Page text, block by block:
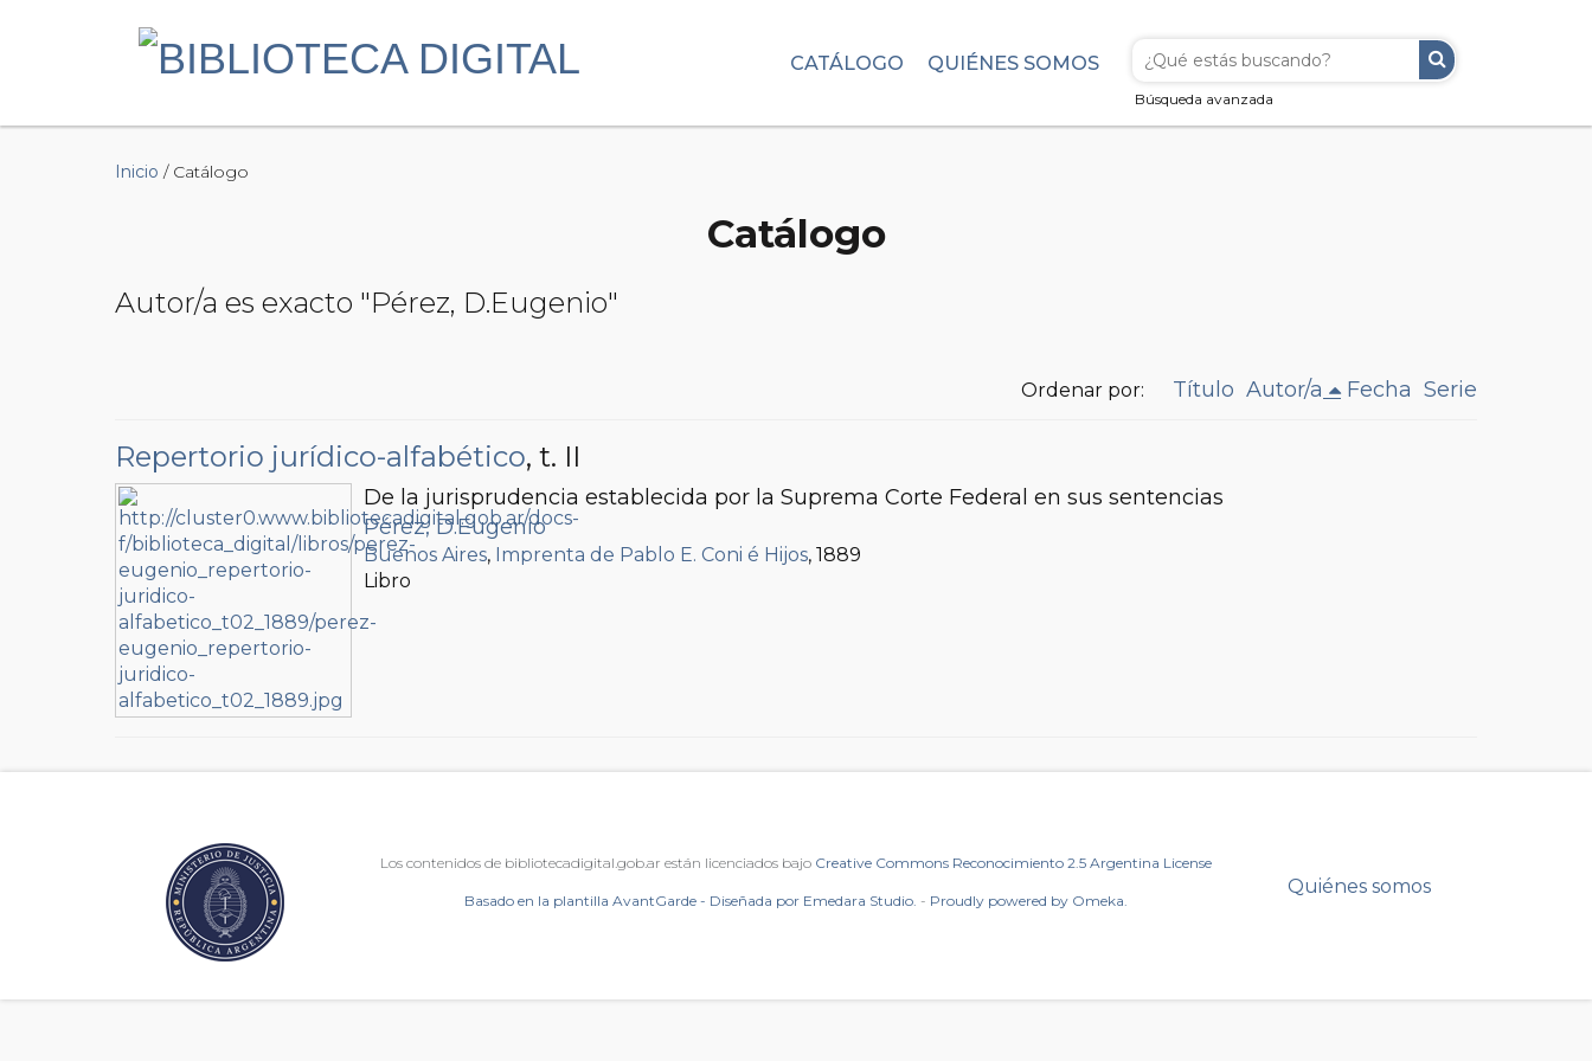
Búsqueda avanzada
CATÁLOGO QUIÉNES SOMOS
Inicio / Catálogo
Catálogo
Autor/a es exacto "Pérez, D.Eugenio"
Ordenar por: Título Autor/a Fecha Serie
Repertorio jurídico-alfabético, t. II
De la jurisprudencia establecida por la Suprema Corte Federal en sus sentencias
Pérez, D.Eugenio
Buenos Aires, Imprenta de Pablo E. Coni é Hijos, 1889
Libro
Los contenidos de bibliotecadigital.gob.ar están licenciados bajo Creative Commons Reconocimiento 2.5 Argentina License
Basado en la plantilla AvantGarde - Diseñada por Emedara Studio. - Proudly powered by Omeka.
Quiénes somos